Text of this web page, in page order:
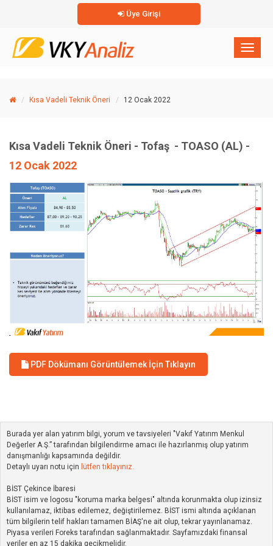
Üye Girişi
×
Kısa Vadeli Teknik Öneri 12 Ocak 2022
Kısa Vadeli Teknik Öneri - Tofaş - TOASO (AL) -
12 Ocak 2022
PDF Dökümanı Görüntülemek İçin Tıklayın
Burada yer alan yatırım bilgi, yorum ve tavsiyeleri "Vakıf Yatırım Menkul
Değerler A.Ş.” tarafından bilgilendirme amacı ile hazırlanmış olup yatırım
danışmanlığı kapsamında değildir.
Detaylı uyarı notu için lütfen tıklayınız.
BİST Çekince İbaresi
BİST isim ve logosu "koruma marka belgesi" altında korunmakta olup izinsiz
kullanılamaz, iktibas edilemez, değiştirilemez. BİST ismi altında açıklanan
tüm bilgilerin telif hakları tamamen BİAŞ'ne ait olup, tekrar yayınlanamaz.
Piyasa verileri Foreks tarafından sağlanmaktadır. Sayfamızdaki finansal
veriler en az 15 dakika gecikmelidir.